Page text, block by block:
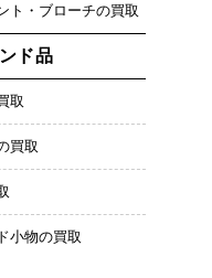
ト・ブローチの買取
ド品
取
買取
小物の買取